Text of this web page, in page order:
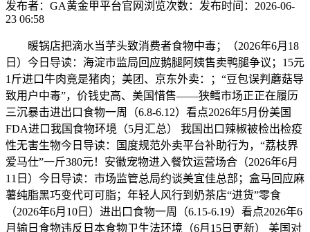
发布者： GA黄金甲平台官网 浏览次数： 发布时间： 2026-06-
23 06:58
暖锅店把滴水当芋头致消费者食物中毒；（2026年6月18
日）今日导读：海淀市监局回应鹅腿阿姨售卖鸭腿争议；15元
1斤进口牛肉竟是猪肉；美团、京东外卖：；“豆包误判蘑菇导
致用户中毒”，价钱史高、美国惜售——狭鳕市场正正在履历
三沉暴击进出口食物一周（6.8-6.12）看点2026年5月份美国
FDA进口我国食物环境（5月汇总） 我国出口辣椒被检出检疫
性无害生物今日导读：国度规范外卖平台补助行为，“荔枝界
爱马仕”一斤380元！安徽宠物进入餐饮运营场合（2026年6月
11日）今日导读：市场监管总局约谈美宜佳总部；盒马回应麻
薯纯脂黑巧变代可可脂；年轻人风行到奶茶店“进货”零食
（2026年6月10日）进出口食物一周（6.15-6.19）看点2026年6
月输日食物违反日本食物卫生法环境（6月15日更新） 美国对